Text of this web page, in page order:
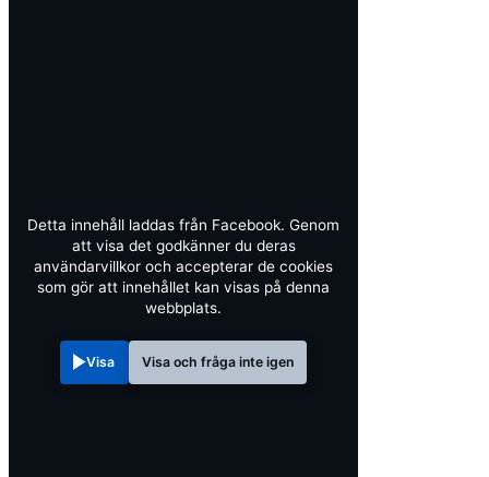
Detta innehåll laddas från Facebook. Genom
att visa det godkänner du deras
användarvillkor och accepterar de cookies
som gör att innehållet kan visas på denna
webbplats.
Visa Visa och fråga inte igen